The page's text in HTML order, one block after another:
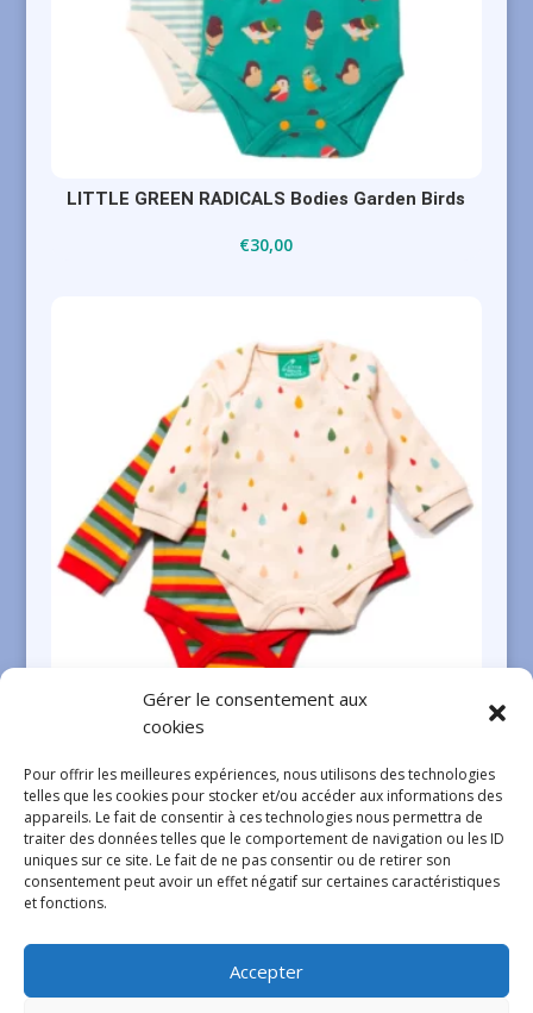
Gérer le consentement aux
cookies
Pour offrir les meilleures expériences, nous utilisons des technologies
telles que les cookies pour stocker et/ou accéder aux informations des
appareils. Le fait de consentir à ces technologies nous permettra de
traiter des données telles que le comportement de navigation ou les ID
uniques sur ce site. Le fait de ne pas consentir ou de retirer son
consentement peut avoir un effet négatif sur certaines caractéristiques
et fonctions.
Accepter
LITTLE GREEN RADICALS Bodies Garden Birds
€30,00
€32,50
1 2 3 Volgende »